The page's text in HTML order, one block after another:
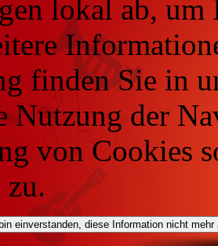
lokal ab, um
finden Sie in
Nutzung der
von Cookies
zu.
einverstanden, diese Information nicht mehr